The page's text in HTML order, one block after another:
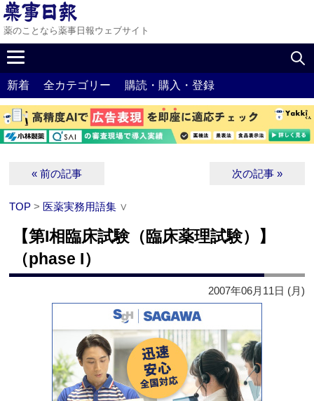
薬のことなら薬事日報ウェブサイト
新着 全カテゴリー 購読・購入・登録
« 前の記事 次の記事 »
TOP > 医薬実務用語集 ∨
【第I相臨床試験（臨床薬理試験）】
（phase I）
2007年06月11日 (月)